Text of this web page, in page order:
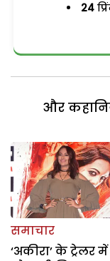
24
और
समाचार
‘अकीरा’ के ट्रेलर